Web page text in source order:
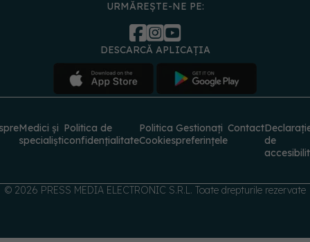
Politica de
confidențialitate
Cookies
Gestionați
preferințele
© 2026 PRESS MEDIA ELECTRONIC S.R.L. Toate drepturile rezervate